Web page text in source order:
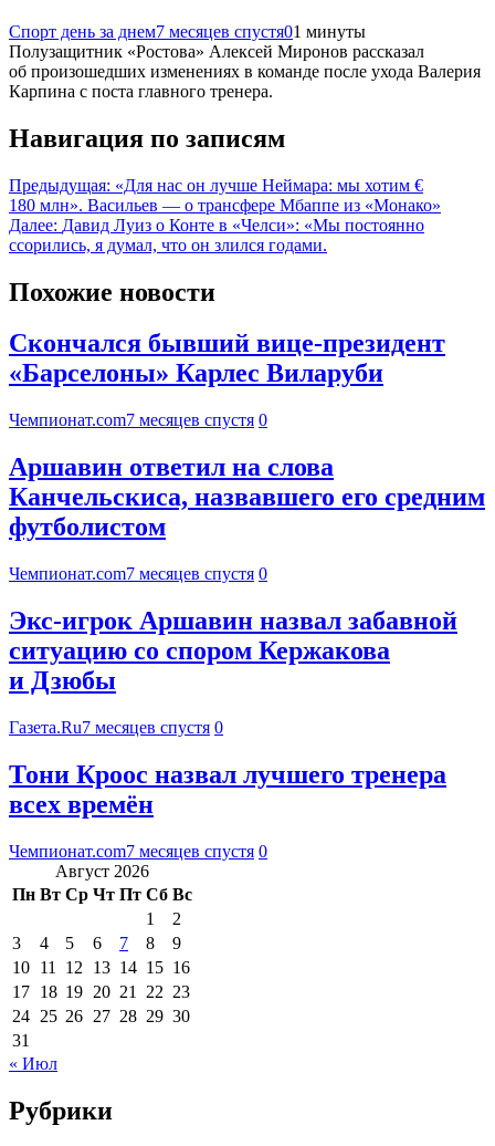
Спорт день за днем7 месяцев спустя01 минуты
Полузащитник «Ростова» Алексей Миронов рассказал
об произошедших изменениях в команде после ухода Валерия
Карпина с поста главного тренера.
Навигация по записям
Предыдущая: «Для нас он лучше Неймара: мы хотим €
180 млн». Васильев — о трансфере Мбаппе из «Монако»
Далее: Давид Луиз о Конте в «Челси»: «Мы постоянно
ссорились, я думал, что он злился годами.
Похожие новости
Скончался бывший вице-президент
«Барселоны» Карлес Виларуби
Чемпионат.com7 месяцев спустя 0
Аршавин ответил на слова
Канчельскиса, назвавшего его средним
футболистом
Чемпионат.com7 месяцев спустя 0
Экс-игрок Аршавин назвал забавной
ситуацию со спором Кержакова
и Дзюбы
Газета.Ru7 месяцев спустя 0
Тони Кроос назвал лучшего тренера
всех времён
Чемпионат.com7 месяцев спустя 0
Август 2026
Пн Вт Ср Чт Пт Сб Вс
1
2
3
4 5 6 7 8
9
10 11 12 13 14 15 16
17 18 19 20 21 22 23
24 25 26 27 28 29 30
31
« Июл
Рубрики